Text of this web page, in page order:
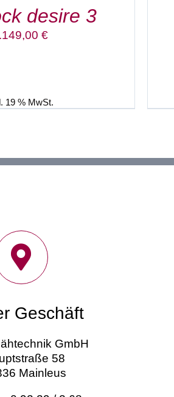
desire 3
€
19 % MwSt.
Geschäft
GmbH
58
Mainleus